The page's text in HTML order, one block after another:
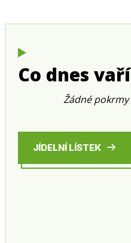
Co dnes
Žádné
JÍDELNÍ LÍSTEK